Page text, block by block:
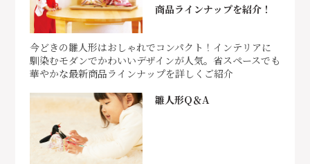
商品ラインナップを紹介！
今どきの雛人形はおしゃれでコンパクト！インテリアに
馴染むモダンでかわいいデザインが人気。省スペースでも
華やかな最新商品ラインナップを詳しくご紹介
雛人形Q＆A